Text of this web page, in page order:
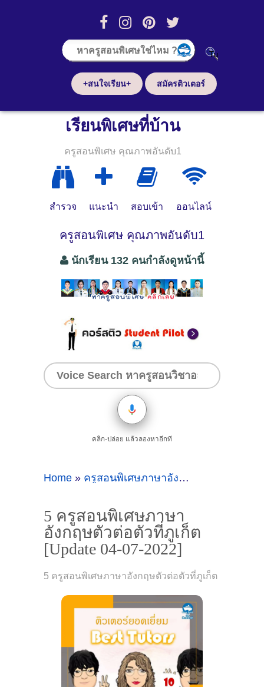
+สนใจเรียน+ สมัครติวเตอร์
เรียนพิเศษที่บ้าน
ครูสอนพิเศษ คุณภาพอันดับ1
สำรวจ แนะนำ สอบเข้า ออนไลน์
ครูสอนพิเศษ คุณภาพอันดับ1
นักเรียน 132 คนกำลังดูหน้านี้
คลิก-ปล่อย แล้วลองหาอีกที
Home » ครูสอนพิเศษภาษาอังกฤษตัวต่อตัวที่ภูเก็ต
5 ครูสอนพิเศษภาษา
อังกฤษตัวต่อตัวที่ภูเก็ต
[Update 04-07-2022]
5 ครูสอนพิเศษภาษาอังกฤษตัวต่อตัวที่ภูเก็ต